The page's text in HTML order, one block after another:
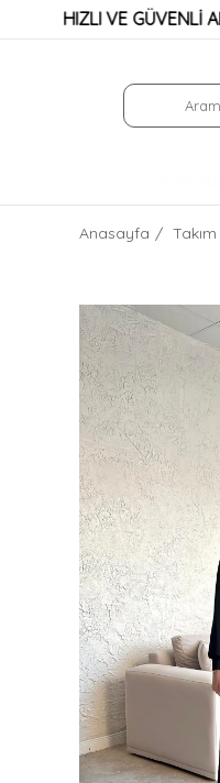
VE GÜVENLİ ALIŞVERİŞ!
Anasayfa Takım